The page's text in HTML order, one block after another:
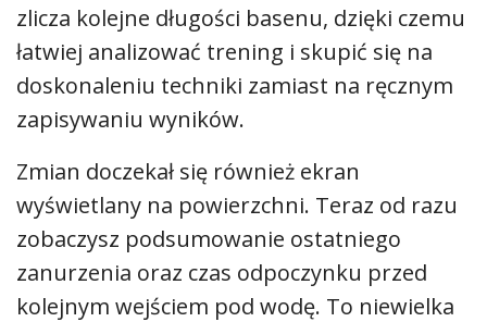
zlicza kolejne długości basenu, dzięki czemu
łatwiej analizować trening i skupić się na
doskonaleniu techniki zamiast na ręcznym
zapisywaniu wyników.
Zmian doczekał się również ekran
wyświetlany na powierzchni. Teraz od razu
zobaczysz podsumowanie ostatniego
zanurzenia oraz czas odpoczynku przed
kolejnym wejściem pod wodę. To niewielka